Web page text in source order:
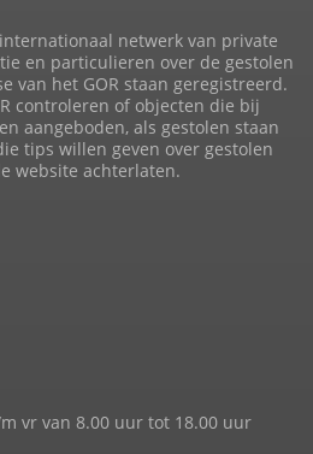
netwerk van private
en particulieren over de gestolen
van het GOR staan geregistreerd.
controleren of objecten die bij
aangeboden, als gestolen staan
tips willen geven over gestolen
website achterlaten.
vr van 8.00 uur tot 18.00 uur